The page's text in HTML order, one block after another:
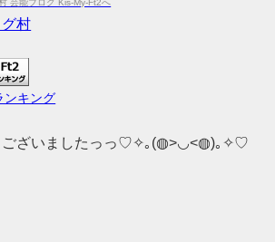
村
ンキング
ございましたっっ♡✧｡(◍>◡<◍)｡✧♡